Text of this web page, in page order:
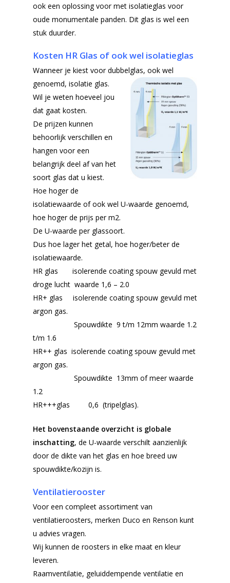
ook een oplossing voor met isolatieglas voor
oude monumentale panden. Dit glas is wel een
stuk duurder.
Kosten HR Glas of ook wel isolatieglas
Wanneer je kiest voor dubbelglas, ook wel
genoemd, isolatie glas.
Wil je weten hoeveel jou
dat gaat kosten.
De prijzen kunnen
behoorlijk verschillen en
hangen voor een
belangrijk deel af van het
soort glas dat u kiest.
Hoe hoger de
isolatiewaarde of ook wel U-waarde genoemd,
hoe hoger de prijs per m2.
De U-waarde per glassoort.
Dus hoe lager het getal, hoe hoger/beter de
isolatiewaarde.
HR glas isolerende coating spouw gevuld met
droge lucht waarde 1,6 – 2.0
HR+ glas isolerende coating spouw gevuld met
argon gas.
Spouwdikte 9 t/m 12mm waarde 1.2
t/m 1.6
HR++ glas isolerende coating spouw gevuld met
argon gas.
Spouwdikte 13mm of meer waarde
1.2
HR+++glas 0,6 (tripelglas).
Het bovenstaande overzicht is globale
inschatting, de U-waarde verschilt aanzienlijk
door de dikte van het glas en hoe breed uw
spouwdikte/kozijn is.
Ventilatierooster
Voor een compleet assortiment van
ventilatieroosters, merken Duco en Renson kunt
u advies vragen.
Wij kunnen de roosters in elke maat en kleur
leveren.
Raamventilatie, geluiddempende ventilatie en